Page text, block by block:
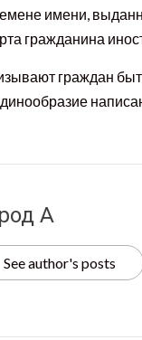
имени,
гражданина
граждан
А
See author's posts